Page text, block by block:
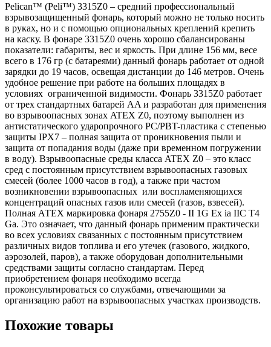
Pelican™ (Peli™) 3315Z0 – средний профессиональный
взрывозащищенный фонарь, который можно не только носить
в руках, но и с помощью опциональных креплений крепить
на каску. В фонаре 3315Z0 очень хорошо сбалансированы
показатели: габариты, вес и яркость. При длине 156 мм, весе
всего в 176 гр (с батареями) данный фонарь работает от одной
зарядки до 19 часов, освещая дистанции до 146 метров. Очень
удобное решение при работе на больших площадях в
условиях ограниченной видимости. Фонарь 3315Z0 работает
от трех стандартных батарей AA и разработан для применения
во взрывоопасных зонах ATEX Z0, поэтому выполнен из
антистатического ударопрочного PC/PBT-пластика с степенью
защиты IPX7 – полная защита от проникновения пыли и
защита от попадания воды (даже при временном погружении
в воду). Взрывоопасные среды класса ATEX Z0 – это класс
сред с постоянным присутствием взрывоопасных газовых
смесей (более 1000 часов в год), а также при частом
возникновении взрывоопасных или воспламеняющихся
концентраций опасных газов или смесей (газов, взвесей).
Полная АТЕХ маркировка фонаря 2755Z0 - II 1G Ex ia IIC T4
Ga. Это означает, что данный фонарь применим практически
во всех условиях связанных с постоянным присутствием
различных видов топлива и его утечек (газового, жидкого,
аэрозолей, паров), а также оборудован дополнительными
средствами защиты согласно стандартам. Перед
приобретением фонаря необходимо всегда
проконсультироваться со службами, отвечающими за
организацию работ на взрывоопасных участках производств.
Похожие товары